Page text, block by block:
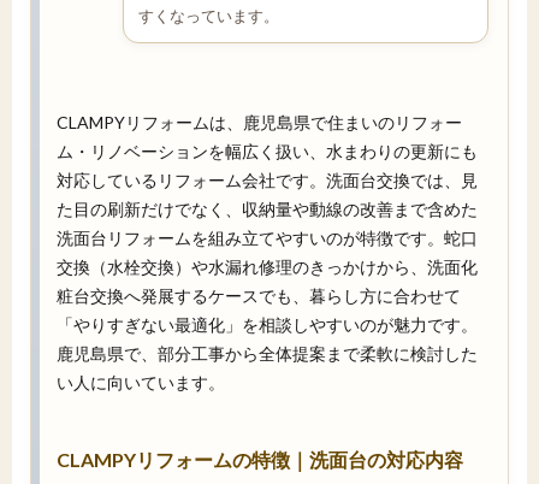
すくなっています。
CLAMPYリフォームは、鹿児島県で住まいのリフォー
ム・リノベーションを幅広く扱い、水まわりの更新にも
対応しているリフォーム会社です。洗面台交換では、見
た目の刷新だけでなく、収納量や動線の改善まで含めた
洗面台リフォームを組み立てやすいのが特徴です。蛇口
交換（水栓交換）や水漏れ修理のきっかけから、洗面化
粧台交換へ発展するケースでも、暮らし方に合わせて
「やりすぎない最適化」を相談しやすいのが魅力です。
鹿児島県で、部分工事から全体提案まで柔軟に検討した
い人に向いています。
CLAMPYリフォームの特徴｜洗面台の対応内容